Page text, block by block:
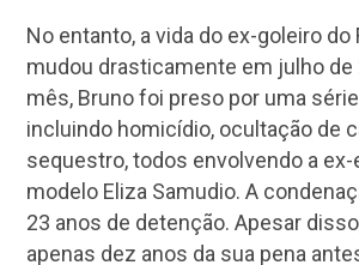
No entanto, a vida do ex-goleiro do
mudou drasticamente em julho de
mês, Bruno foi preso por uma
incluindo homicídio, ocultação de
sequestro, todos envolvendo a ex-
modelo Eliza Samudio. A
23 anos de detenção. Apesar
apenas dez anos da sua pena